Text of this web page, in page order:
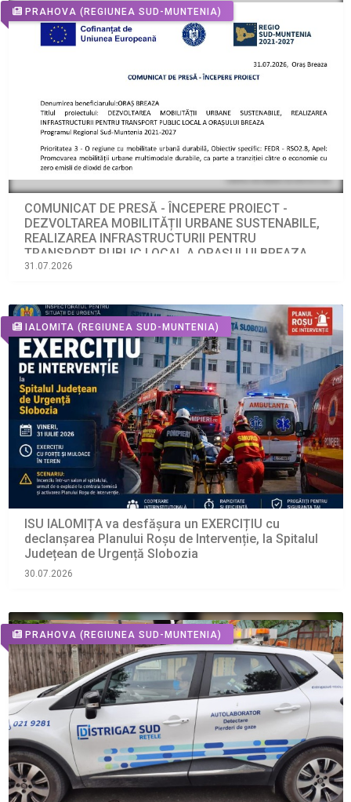
PRAHOVA (REGIUNEA SUD-MUNTENIA)
COMUNICAT DE PRESĂ - ÎNCEPERE PROIECT -
DEZVOLTAREA MOBILITĂȚII URBANE SUSTENABILE,
REALIZAREA INFRASTRUCTURII PENTRU
TRANSPORT PUBLIC LOCAL A ORAȘULUI BREAZA
Programul Regional Sud-Muntenia 2021-2027
31.07.2026
IALOMITA (REGIUNEA SUD-MUNTENIA)
ISU IALOMIȚA va desfășura un EXERCIȚIU cu
declanșarea Planului Roșu de Intervenție, la Spitalul
Județean de Urgență Slobozia
30.07.2026
PRAHOVA (REGIUNEA SUD-MUNTENIA)